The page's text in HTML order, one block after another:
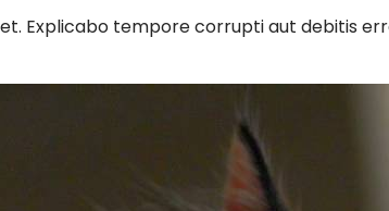
Explicabo tempore corrupti aut debitis